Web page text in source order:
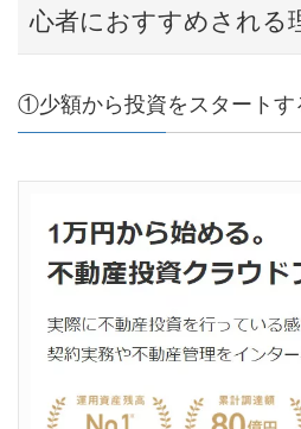
心者におすすめされる
①少額から投資をスタートす